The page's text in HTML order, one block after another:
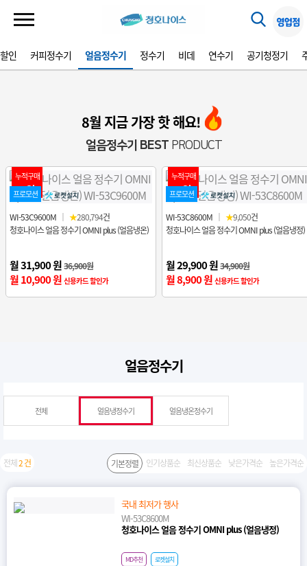
인 커피정수기 얼음정수기 정수기 비데 연수기 공기청정기
8월 지금 가장 핫 해요!
얼음정수기 BESTPRODUCT
누적구매
1위
프로모션
WI-53C9600M ｜ ★280,794건
청호나이스 얼음 정수기 OMNI plus (얼음냉온)
월 31,900 원 36,900원
월 10,900 원신용카드 할인가
누적구매
2위
프로모션
WI-53C8600M ｜ ★9,050건
청호나이스 얼음 정수기 OMNI plus (얼음냉정)
월 29,900 원 34,900원
월 8,900 원신용카드 할인가
얼음정수기
전체 얼음냉정수기 얼음냉온정수기
전체2 건 기본정렬 인기상품순 최신상품순 낮은가격순 높은가격순
국내 최저가 행사
WI-53C8600M
청호나이스 얼음 정수기 OMNI plus (얼음냉정)
MD추천 로켓설치